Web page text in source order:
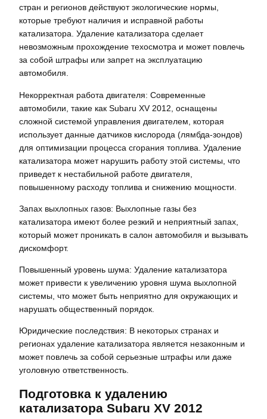
стран и регионов действуют экологические нормы,
которые требуют наличия и исправной работы
катализатора. Удаление катализатора сделает
невозможным прохождение техосмотра и может повлечь
за собой штрафы или запрет на эксплуатацию
автомобиля.
Некорректная работа двигателя: Современные
автомобили, такие как Subaru XV 2012, оснащены
сложной системой управления двигателем, которая
использует данные датчиков кислорода (лямбда-зондов)
для оптимизации процесса сгорания топлива. Удаление
катализатора может нарушить работу этой системы, что
приведет к нестабильной работе двигателя,
повышенному расходу топлива и снижению мощности.
Запах выхлопных газов: Выхлопные газы без
катализатора имеют более резкий и неприятный запах,
который может проникать в салон автомобиля и вызывать
дискомфорт.
Повышенный уровень шума: Удаление катализатора
может привести к увеличению уровня шума выхлопной
системы, что может быть неприятно для окружающих и
нарушать общественный порядок.
Юридические последствия: В некоторых странах и
регионах удаление катализатора является незаконным и
может повлечь за собой серьезные штрафы или даже
уголовную ответственность.
Подготовка к удалению
катализатора Subaru XV 2012